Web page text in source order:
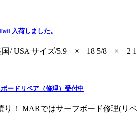
入荷しました。
国/ USA サイズ/5.9 × 18 5/8 × 2
ードリペア（修理）受付中
り！ MARではサーフボード修理(リ